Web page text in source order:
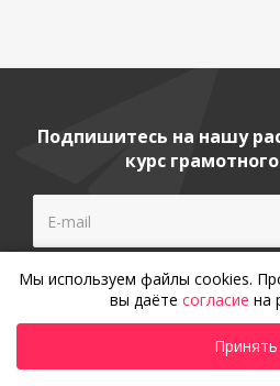
Подпишитесь на нашу
курс
Мы используем файлы cookies.
вы даёте согласие на
Принять